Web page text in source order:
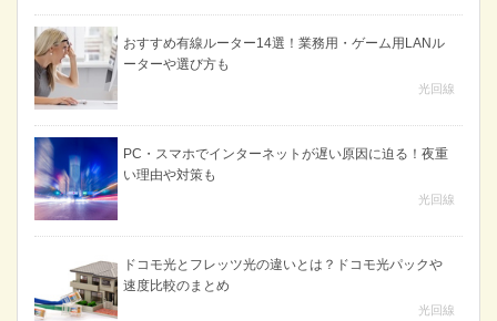
おすすめ有線ルーター14選！業務用・ゲーム用LANル
ーターや選び方も
光回線
PC・スマホでインターネットが遅い原因に迫る！夜重
い理由や対策も
光回線
ドコモ光とフレッツ光の違いとは？ドコモ光パックや
速度比較のまとめ
光回線